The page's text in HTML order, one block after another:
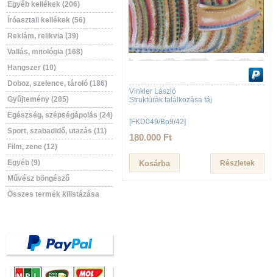
Egyéb kellékek (206)
Íróasztali kellékek (56)
Reklám, relikvia (39)
Vallás, mitológia (168)
Hangszer (10)
Doboz, szelence, tároló (186)
Gyűjtemény (285)
Egészség, szépségápolás (24)
Sport, szabadidő, utazás (11)
Film, zene (12)
Egyéb (9)
Művész böngésző
Összes termék kilistázása
Vinkler László
Struktúrák találkozása táj
[FKD049/Bp9/42]
180.000 Ft
Részletek